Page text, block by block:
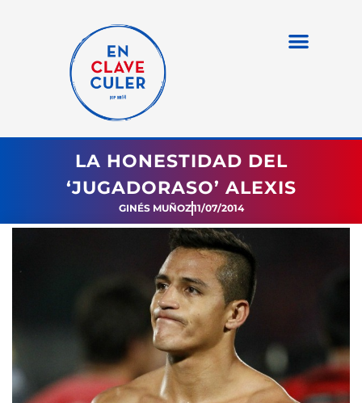
LA HONESTIDAD DEL
‘JUGADORASO’ ALEXIS
GINÉS MUÑOZ11/07/2014